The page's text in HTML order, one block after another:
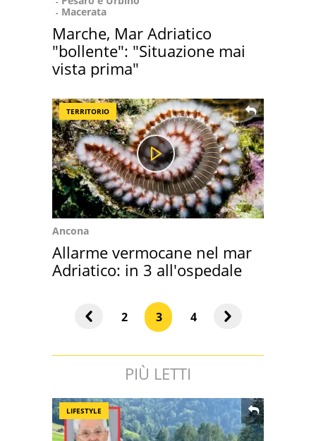
Macerata
Marche, Mar Adriatico
"bollente": "Situazione mai
vista prima"
TERRITORIO
Ancona
Allarme vermocane nel mar
Adriatico: in 3 all'ospedale
2 3 4
PIÙ LETTI
LIFESTYLE